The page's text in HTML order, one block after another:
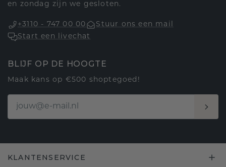
en zondag zijn we gesloten.
+3110 - 747 00 00
Stuur ons een mail
Start een livechat
BLIJF OP DE HOOGTE
Maak kans op €500 shoptegoed!
KLANTENSERVICE